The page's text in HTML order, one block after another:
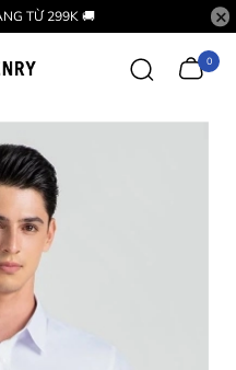
TỪ 299K 🚚
0